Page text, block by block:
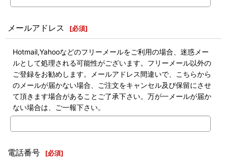
メールアドレス [必須]
Hotmail,Yahooなどのフリーメールをご利用の場合、迷惑メー
ルとして処理される可能性がございます。フリーメール以外の
ご登録をお勧めします。メールアドレス間違いで、こちらから
のメールが届かない場合、ご注文をキャンセル及び保留にさせ
て頂きます場合があることご了承下さい。万が一メールが届か
ない場合は、ご一報下さい。
電話番号 [必須]